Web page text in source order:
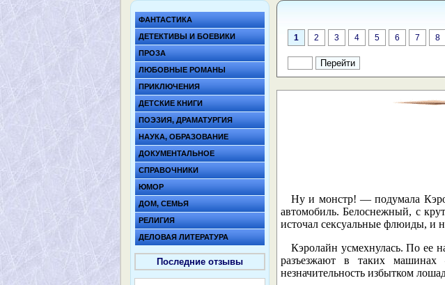
ФАНТАСТИКА
ДЕТЕКТИВЫ И БОЕВИКИ
ПРОЗА
ЛЮБОВНЫЕ РОМАНЫ
ПРИКЛЮЧЕНИЯ
ДЕТСКИЕ КНИГИ
ПОЭЗИЯ, ДРАМАТУРГИЯ
НАУКА, ОБРАЗОВАНИЕ
ДОКУМЕНТАЛЬНОЕ
СПРАВОЧНИКИ
ЮМОР
ДОМ, СЕМЬЯ
РЕЛИГИЯ
ДЕЛОВАЯ ЛИТЕРАТУРА
Последние отзывы
1 2 3 4 5 6 7 8
Ну и монстр! — подумала
автомобиль. Белоснежный, с
источал сексуальные флюиды, и
Кэролайн усмехнулась. По ее
разъезжают в таких машинах
незначительность избытком